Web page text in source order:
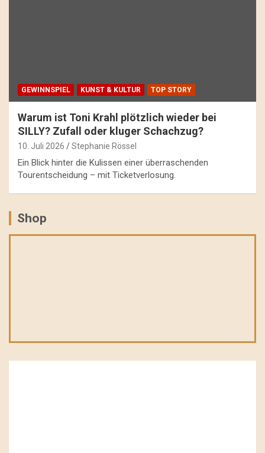
GEWINNSPIEL KUNST & KULTUR TOP STORY
Warum ist Toni Krahl plötzlich wieder bei
SILLY? Zufall oder kluger Schachzug?
10. Juli 2026 Stephanie Rössel
Ein Blick hinter die Kulissen einer überraschenden
Tourentscheidung – mit Ticketverlosung.
Shop